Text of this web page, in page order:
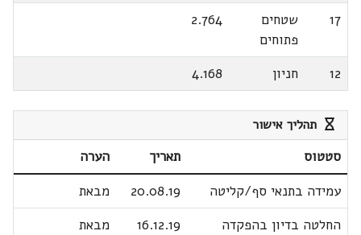
17
שטחים
פתוחים
2.764
12 חניון 4.168
תהליך אישור
סטטוס תאריך
הערה
עמידה בתנאי סף/קליטה
20.08.19
מבאת
החלטה בדיון בהפקדה
16.12.19
מבאת